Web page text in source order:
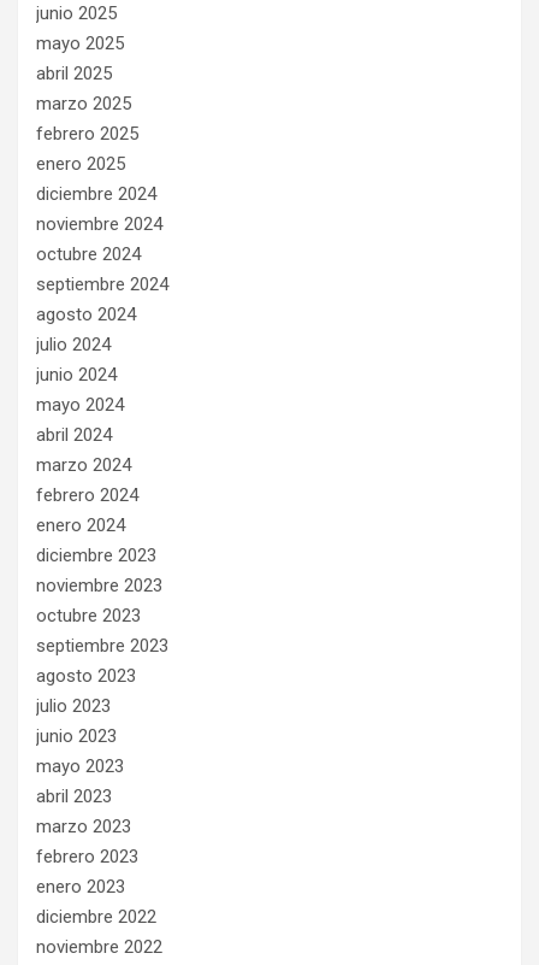
junio 2025
mayo 2025
abril 2025
marzo 2025
febrero 2025
enero 2025
diciembre 2024
noviembre 2024
octubre 2024
septiembre 2024
agosto 2024
julio 2024
junio 2024
mayo 2024
abril 2024
marzo 2024
febrero 2024
enero 2024
diciembre 2023
noviembre 2023
octubre 2023
septiembre 2023
agosto 2023
julio 2023
junio 2023
mayo 2023
abril 2023
marzo 2023
febrero 2023
enero 2023
diciembre 2022
noviembre 2022